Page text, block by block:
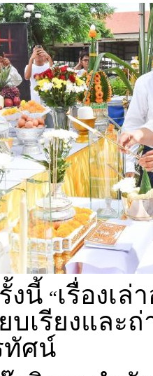
นี้ “เรื่องเล่
บเรียงและ
ทัศน์